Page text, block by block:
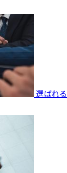
選ばれる